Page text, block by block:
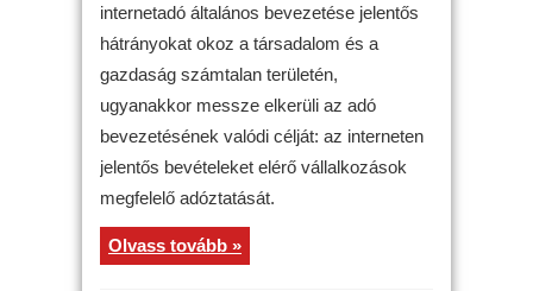
formájában
éri
a
kitűzött
bejegyzéshez
internetadó általános bevezetése jelentős
hátrányokat okoz a társadalom és a
gazdaság számtalan területén,
ugyanakkor messze elkerüli az adó
bevezetésének valódi célját: az interneten
jelentős bevételeket elérő vállalkozások
megfelelő adóztatását.
Olvass tovább »